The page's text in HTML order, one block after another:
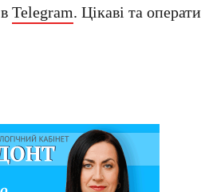
вTelegram. Цікаві та